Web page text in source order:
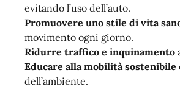
evitando l’uso dell’auto.
Promuovere uno stile di vita
movimento ogni giorno.
Ridurre traffico e inquinamento
Educare alla mobilità sostenibile
dell’ambiente.